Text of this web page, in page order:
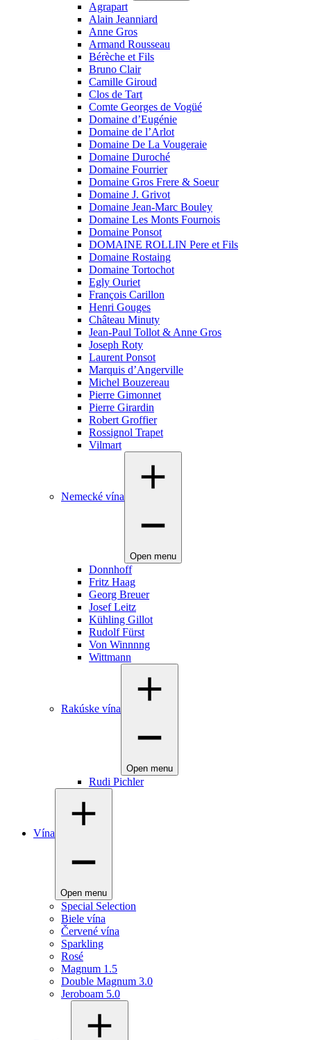
Agrapart
Alain Jeanniard
Anne Gros
Armand Rousseau
Bérèche et Fils
Bruno Clair
Camille Giroud
Clos de Tart
Comte Georges de Vogüé
Domaine d’Eugénie
Domaine de l’Arlot
Domaine De La Vougeraie
Domaine Duroché
Domaine Fourrier
Domaine Gros Frere & Soeur
Domaine J. Grivot
Domaine Jean-Marc Bouley
Domaine Les Monts Fournois
Domaine Ponsot
DOMAINE ROLLIN Pere et Fils
Domaine Rostaing
Domaine Tortochot
Egly Ouriet
François Carillon
Henri Gouges
Château Minuty
Jean-Paul Tollot & Anne Gros
Joseph Roty
Laurent Ponsot
Marquis d’Angerville
Michel Bouzereau
Pierre Gimonnet
Pierre Girardin
Robert Groffier
Rossignol Trapet
Vilmart
Nemecké vína
Open menu
Donnhoff
Fritz Haag
Georg Breuer
Josef Leitz
Kühling Gillot
Rudolf Fürst
Von Winnnng
Wittmann
Rakúske vína
Open menu
Rudi Pichler
Vína
Open menu
Special Selection
Biele vína
Červené vína
Sparkling
Rosé
Magnum 1.5
Double Magnum 3.0
Jeroboam 5.0